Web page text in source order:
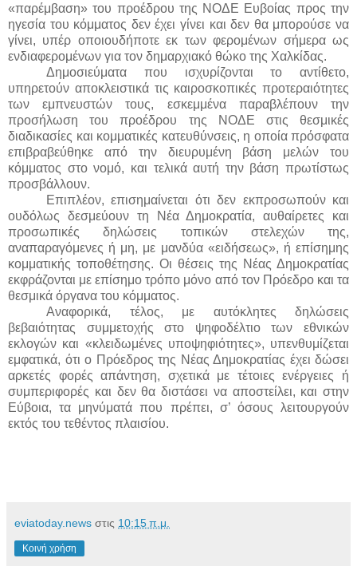
«παρέμβαση» του προέδρου της ΝΟΔΕ Ευβοίας προς την
ηγεσία του κόμματος δεν έχει γίνει και δεν θα μπορούσε να
γίνει, υπέρ οποιουδήποτε εκ των φερομένων σήμερα ως
ενδιαφερομένων για τον δημαρχιακό θώκο της Χαλκίδας.
Δημοσιεύματα που ισχυρίζονται το αντίθετο,
υπηρετούν αποκλειστικά τις καιροσκοπικές προτεραιότητες
των εμπνευστών τους, εσκεμμένα παραβλέπουν την
προσήλωση του προέδρου της ΝΟΔΕ στις θεσμικές
διαδικασίες και κομματικές κατευθύνσεις, η οποία πρόσφατα
επιβραβεύθηκε από την διευρυμένη βάση μελών του
κόμματος στο νομό, και τελικά αυτή την βάση πρωτίστως
προσβάλλουν.
Επιπλέον, επισημαίνεται ότι δεν εκπροσωπούν και
ουδόλως δεσμεύουν τη Νέα Δημοκρατία, αυθαίρετες και
προσωπικές δηλώσεις τοπικών στελεχών της,
αναπαραγόμενες ή μη, με μανδύα «ειδήσεως», ή επίσημης
κομματικής τοποθέτησης. Οι θέσεις της Νέας Δημοκρατίας
εκφράζονται με επίσημο τρόπο μόνο από τον Πρόεδρο και τα
θεσμικά όργανα του κόμματος.
Αναφορικά, τέλος, με αυτόκλητες δηλώσεις
βεβαιότητας συμμετοχής στο ψηφοδέλτιο των εθνικών
εκλογών και «κλειδωμένες υποψηφιότητες», υπενθυμίζεται
εμφατικά, ότι ο Πρόεδρος της Νέας Δημοκρατίας έχει δώσει
αρκετές φορές απάντηση, σχετικά με τέτοιες ενέργειες ή
συμπεριφορές και δεν θα διστάσει να αποστείλει, και στην
Εύβοια, τα μηνύματά που πρέπει, σ’ όσους λειτουργούν
εκτός του τεθέντος πλαισίου.
eviatoday.news στις 10:15 π.μ.
Κοινή χρήση